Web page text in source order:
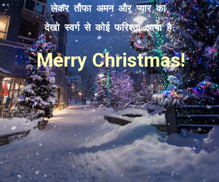
लेकर तौफा अमन और प्यार का,
देखो स्वर्ग से कोई फरिश्ता आया है.
Merry Christmas!